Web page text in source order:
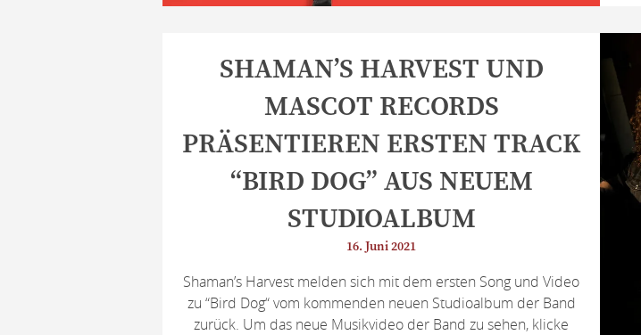
SHAMAN’S HARVEST UND
MASCOT RECORDS
PRÄSENTIEREN ERSTEN TRACK
“BIRD DOG” AUS NEUEM
STUDIOALBUM
16. Juni 2021
Shaman’s Harvest melden sich mit dem ersten Song und Video
zu “Bird Dog“ vom kommenden neuen Studioalbum der Band
zurück. Um das neue Musikvideo der Band zu sehen, klicke